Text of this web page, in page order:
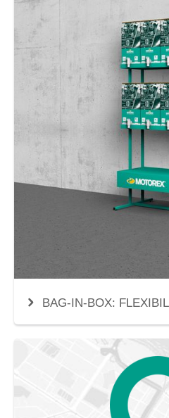
BAG-IN-BOX: